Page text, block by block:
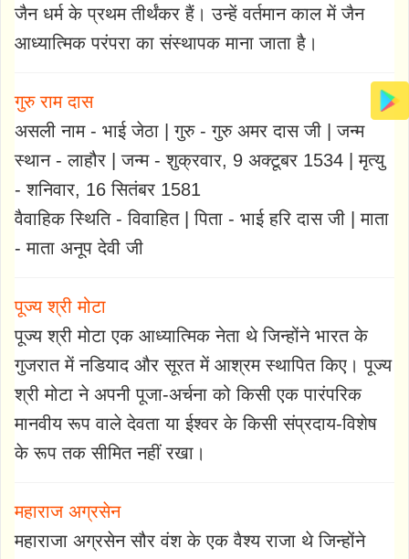
जैन धर्म के प्रथम तीर्थंकर हैं। उन्हें वर्तमान काल में जैन
आध्यात्मिक परंपरा का संस्थापक माना जाता है।
गुरु राम दास
असली नाम - भाई जेठा | गुरु - गुरु अमर दास जी | जन्म
स्थान - लाहौर | जन्म - शुक्रवार, 9 अक्टूबर 1534 | मृत्यु
- शनिवार, 16 सितंबर 1581
वैवाहिक स्थिति - विवाहित | पिता - भाई हरि दास जी | माता
- माता अनूप देवी जी
पूज्य श्री मोटा
पूज्य श्री मोटा एक आध्यात्मिक नेता थे जिन्होंने भारत के
गुजरात में नडियाद और सूरत में आश्रम स्थापित किए। पूज्य
श्री मोटा ने अपनी पूजा-अर्चना को किसी एक पारंपरिक
मानवीय रूप वाले देवता या ईश्वर के किसी संप्रदाय-विशेष
के रूप तक सीमित नहीं रखा।
महाराज अग्रसेन
महाराजा अग्रसेन सौर वंश के एक वैश्य राजा थे जिन्होंने